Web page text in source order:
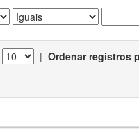
| Ordenar registros